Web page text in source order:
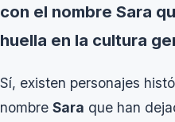
con el nombre Sara
huella en la cultura
Sí, existen personajes
nombre Sara que han